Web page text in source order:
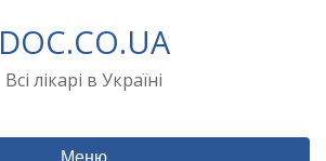
DOC.CO.UA
Всі лікарі в Україні
Меню